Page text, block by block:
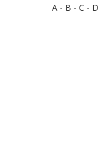
A - B - C - D